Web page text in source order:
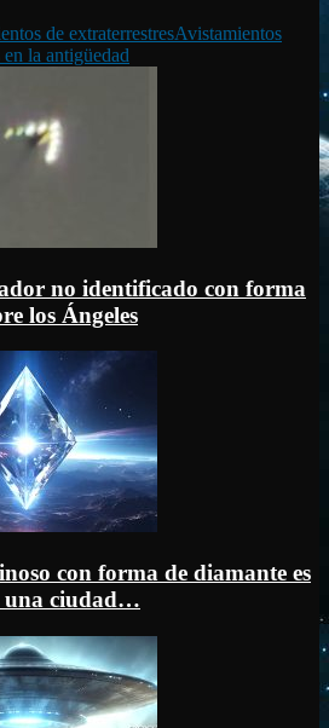
de extraterrestresAvistamientos
la antigüedad
no identificado con forma
los Ángeles
con forma de diamante es
una ciudad…